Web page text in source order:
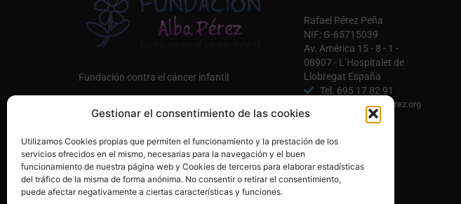
Gestionar el consentimiento de las cookies
Utilizamos Cookies propias que permiten el funcionamiento y la prestación de los
servicios ofrecidos en el mismo, necesarias para la navegación y el buen
funcionamiento de nuestra página web y Cookies de terceros para elaborar estadísticas
del tráfico de la misma de forma anónima. No consentir o retirar el consentimiento,
puede afectar negativamente a ciertas características y funciones.
Fundación contra el cáncer infantil
Rafael Pérez Peña
NIF: G-65715039
Av. América 15 - 8 - 1 -
08907 - L’Hospitalet de
Llobregat España
Tel. 695 17 82 91
info@fundacionalbaperez.org
Contactar
Mi cuenta